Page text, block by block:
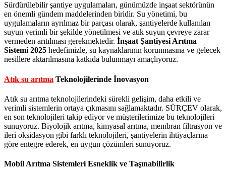
Sürdürülebilir şantiye uygulamaları, günümüzde inşaat sektörünün
en önemli gündem maddelerinden biridir. Su yönetimi, bu
uygulamaların ayrılmaz bir parçası olarak, şantiyelerde kullanılan
suyun verimli bir şekilde yönetilmesi ve atık suyun çevreye zarar
vermeden arıtılması gerekmektedir. İnşaat Şantiyesi Arıtma
Sistemi 2025 hedefimizle, su kaynaklarının korunmasına ve gelecek
nesillere aktarılmasına katkıda bulunmayı amaçlıyoruz.
Atık su arıtma Teknolojilerinde İnovasyon
Atık su arıtma teknolojilerindeki sürekli gelişim, daha etkili ve
verimli sistemlerin ortaya çıkmasını sağlamaktadır. SÜRÇEV olarak,
en son teknolojileri takip ediyor ve müşterilerimize bu teknolojileri
sunuyoruz. Biyolojik arıtma, kimyasal arıtma, membran filtrasyon ve
ileri oksidasyon gibi farklı teknolojileri, şantiyelerin ihtiyaçlarına
göre entegre ederek, en uygun çözümleri sunuyoruz.
Mobil Arıtma Sistemleri Esneklik ve Taşınabilirlik